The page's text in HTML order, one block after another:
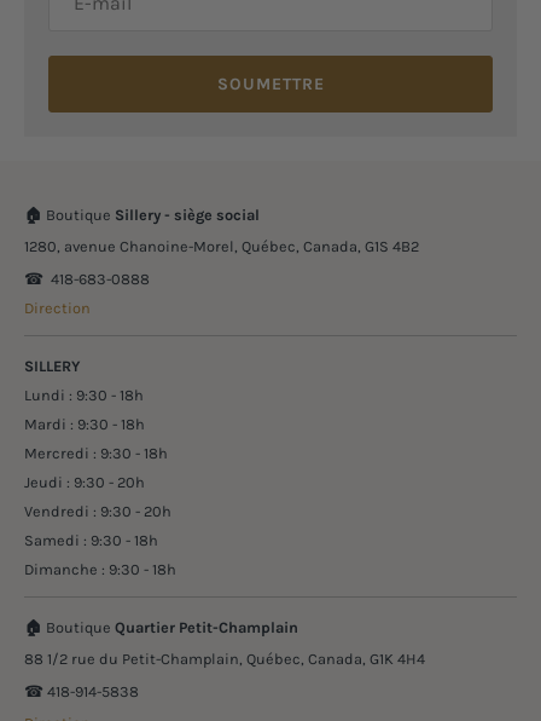
SOUMETTRE
🏠 Boutique Sillery - siège social
1280, avenue Chanoine-Morel, Québec, Canada, G1S 4B2
☎︎ 418-683-0888
Direction
SILLERY
Lundi : 9:30 - 18h
Mardi : 9:30 - 18h
Mercredi : 9:30 - 18h
Jeudi : 9:30 - 20h
Vendredi : 9:30 - 20h
Samedi : 9:30 - 18h
Dimanche : 9:30 - 18h
🏠 Boutique Quartier Petit-Champlain
88 1/2 rue du Petit-Champlain, Québec, Canada, G1K 4H4
☎︎ 418-914-5838